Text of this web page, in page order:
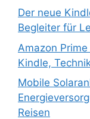
Der neue
Begleiter für
Amazon
Kindle,
Mobile
Reisen